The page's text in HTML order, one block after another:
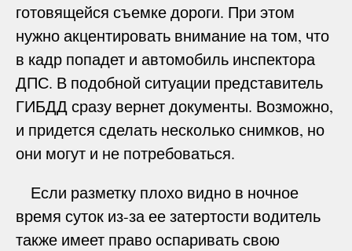
готовящейся съемке дороги. При этом
нужно акцентировать внимание на том, что
в кадр попадет и автомобиль инспектора
ДПС. В подобной ситуации представитель
ГИБДД сразу вернет документы. Возможно,
и придется сделать несколько снимков, но
они могут и не потребоваться.
Если разметку плохо видно в ночное
время суток из-за ее затертости водитель
также имеет право оспаривать свою